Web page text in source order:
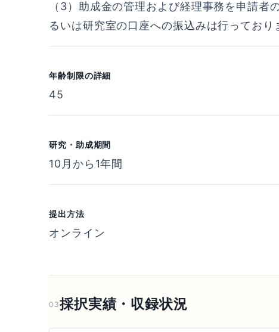
（3）助成金の管理および経理事務を申請
るいは研究室の口座への振込みは行っており
年齢制限の詳細
45
研究・助成期間
10月から1年間
提出方法
オンライン
03採択実績・収録状況